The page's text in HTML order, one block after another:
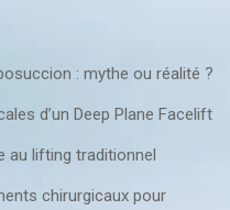
: mythe ou réalité ?
d’un Deep Plane Facelift
au lifting traditionnel
chirurgicaux pour